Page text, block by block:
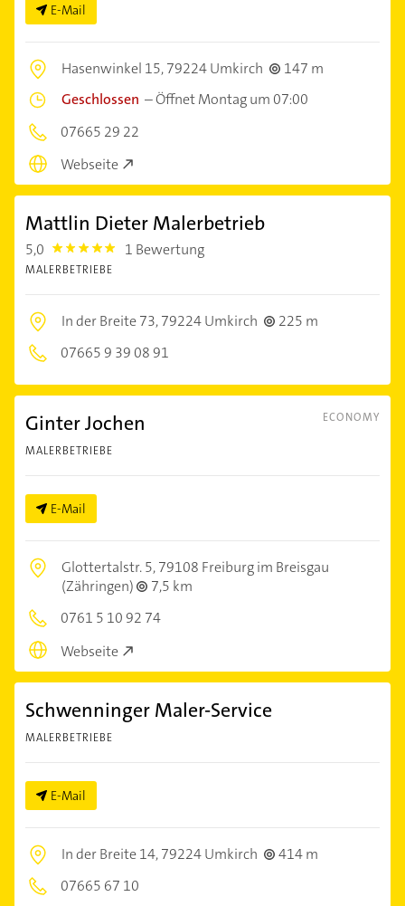
E-Mail
Hasenwinkel 15,79224 Umkirch
147 m
Geschlossen –Öffnet Montag um 07:00
07665 29 22
Webseite
Mattlin Dieter Malerbetrieb
5,0 5.0 1 Bewertung
MALERBETRIEBE
In der Breite 73,79224 Umkirch
225 m
07665 9 39 08 91
ECONOMY
Ginter Jochen
MALERBETRIEBE
E-Mail
Glottertalstr. 5,79108 Freiburg im Breisgau
(Zähringen)
7,5 km
0761 5 10 92 74
Webseite
Schwenninger Maler-Service
MALERBETRIEBE
E-Mail
In der Breite 14,79224 Umkirch
414 m
07665 67 10